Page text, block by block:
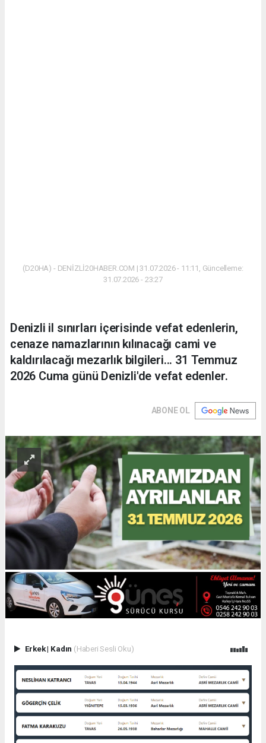
(D20HA) - DENİZLİ20HABER.COM | 31.07.2026 - 11:11, Güncelleme:
31.07.2026 - 23:27
Denizli il sınırları içerisinde vefat edenlerin,
cenaze namazlarının kılınacağı cami ve
kaldırılacağı mezarlık bilgileri... 31 Temmuz
2026 Cuma günü Denizli'de vefat edenler.
ABONE OL
Erkek| Kadın (Haberi Sesli Oku)